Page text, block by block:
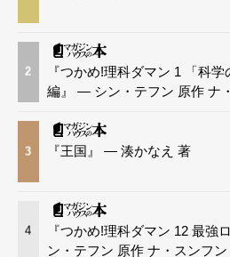
2
『つかめ!理科ダマン 1 「科
編』 — シン・テフン 原作 ナ
3 『王国』 — 湊かなえ 著
4
『つかめ!理科ダマン 12 最
ン・テフン 原作 ナ・スンフ